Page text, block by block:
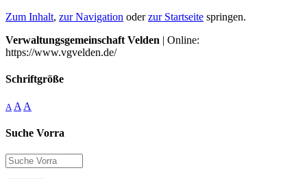
Zum Inhalt, zur Navigation oderzur Startseite springen.
Verwaltungsgemeinschaft Velden | Online:
https://www.vgvelden.de/
Schriftgröße
A A A
Suche Vorra